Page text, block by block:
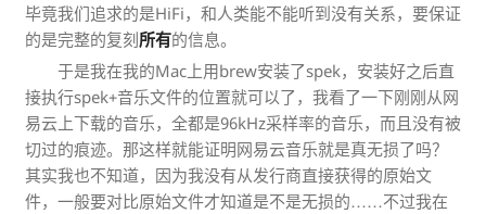
毕竟我们追求的是HiFi，和人类能不能听到没有关系，要保证
的是完整的复刻所有的信息。
于是我在我的Mac上用brew安装了spek，安装好之后直
接执行spek+音乐文件的位置就可以了，我看了一下刚刚从网
易云上下载的音乐，全都是96kHz采样率的音乐，而且没有被
切过的痕迹。那这样就能证明网易云音乐就是真无损了吗？
其实我也不知道，因为我没有从发行商直接获得的原始文
件，一般要对比原始文件才知道是不是无损的……不过我在